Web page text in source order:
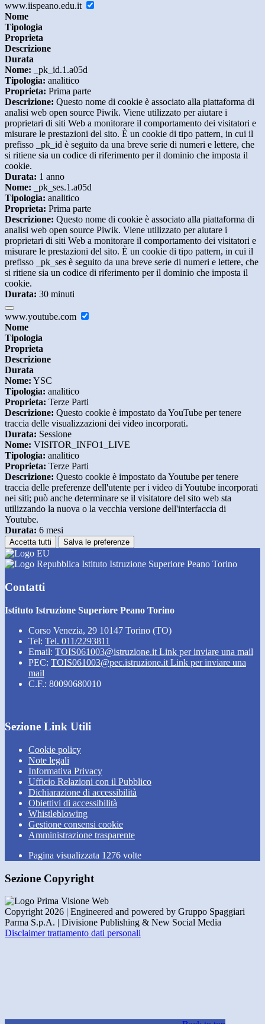
www.iispeano.edu.it
Nome
Tipologia
Proprieta
Descrizione
Durata
Nome: _pk_id.1.a05d
Tipologia: analitico
Proprieta: Prima parte
Descrizione: Questo nome di cookie è associato alla piattaforma di
analisi web open source Piwik. Viene utilizzato per aiutare i
proprietari di siti Web a monitorare il comportamento dei visitatori e
misurare le prestazioni del sito. È un cookie di tipo pattern, in cui il
prefisso _pk_id è seguito da una breve serie di numeri e lettere, che
si ritiene sia un codice di riferimento per il dominio che imposta il
cookie.
Durata: 1 anno
Nome: _pk_ses.1.a05d
Tipologia: analitico
Proprieta: Prima parte
Descrizione: Questo nome di cookie è associato alla piattaforma di
analisi web open source Piwik. Viene utilizzato per aiutare i
proprietari di siti Web a monitorare il comportamento dei visitatori e
misurare le prestazioni del sito. È un cookie di tipo pattern, in cui il
prefisso _pk_ses è seguito da una breve serie di numeri e lettere, che
si ritiene sia un codice di riferimento per il dominio che imposta il
cookie.
Durata: 30 minuti
www.youtube.com
Nome
Tipologia
Proprieta
Descrizione
Durata
Nome: YSC
Tipologia: analitico
Proprieta: Terze Parti
Descrizione: Questo cookie è impostato da YouTube per tenere
traccia delle visualizzazioni dei video incorporati.
Durata: Sessione
Nome: VISITOR_INFO1_LIVE
Tipologia: analitico
Proprieta: Terze Parti
Descrizione: Questo cookie è impostato da Youtube per tenere
traccia delle preferenze dell'utente per i video di Youtube incorporati
nei siti; può anche determinare se il visitatore del sito web sta
utilizzando la nuova o la vecchia versione dell'interfaccia di
Youtube.
Durata: 6 mesi
Accetta tutti Salva le preferenze
Istituto Istruzione Superiore Peano Torino
Contatti
Istituto Istruzione Superiore Peano Torino
Corso Venezia, 29 10147 Torino (TO)
Tel: Tel. 011/2293811
Email: TOIS061003@istruzione.it Link per inviare una mail
PEC: TOIS061003@pec.istruzione.it Link per inviare una
mail
C.F.: 80090680010
Sezione Link Utili
Cookie policy
Note legali
Informativa Privacy
Ufficio Relazioni con il Pubblico
Dichiarazione di accessibilità
Obiettivi di accessibilità
Whistleblowing
Gestione consensi cookie
Amministrazione trasparente
Pagina visualizzata 1276 volte
Sezione Copyright
Copyright 2026 | Engineered and powered by Gruppo Spaggiari
Parma S.p.A. | Divisione Publishing & New Social Media
Disclaimer trattamento dati personali